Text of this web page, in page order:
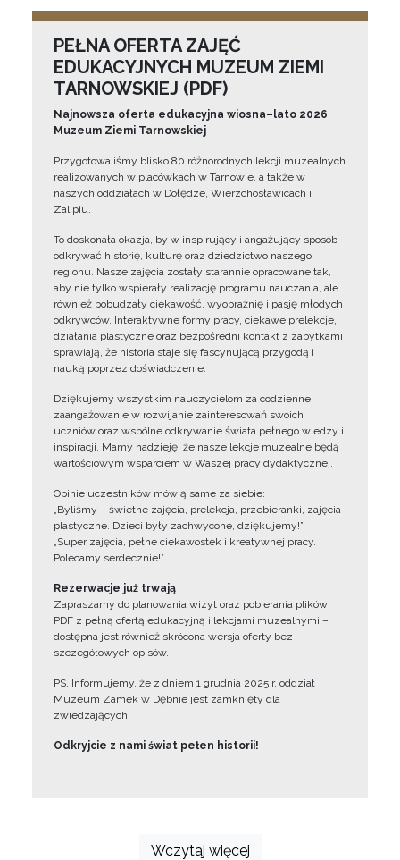
PEŁNA OFERTA ZAJĘĆ
EDUKACYJNYCH MUZEUM ZIEMI
TARNOWSKIEJ (PDF)
Najnowsza oferta edukacyjna wiosna–lato 2026
Muzeum Ziemi Tarnowskiej
Przygotowaliśmy blisko 80 różnorodnych lekcji muzealnych
realizowanych w placówkach w Tarnowie, a także w
naszych oddziałach w Dołędze, Wierzchosławicach i
Zalipiu.
To doskonała okazja, by w inspirujący i angażujący sposób
odkrywać historię, kulturę oraz dziedzictwo naszego
regionu. Nasze zajęcia zostały starannie opracowane tak,
aby nie tylko wspierały realizację programu nauczania, ale
również pobudzały ciekawość, wyobraźnię i pasję młodych
odkrywców. Interaktywne formy pracy, ciekawe prelekcje,
działania plastyczne oraz bezpośredni kontakt z zabytkami
sprawiają, że historia staje się fascynującą przygodą i
nauką poprzez doświadczenie.
Dziękujemy wszystkim nauczycielom za codzienne
zaangażowanie w rozwijanie zainteresowań swoich
uczniów oraz wspólne odkrywanie świata pełnego wiedzy i
inspiracji. Mamy nadzieję, że nasze lekcje muzealne będą
wartościowym wsparciem w Waszej pracy dydaktycznej.
Opinie uczestników mówią same za siebie:
„Byliśmy – świetne zajęcia, prelekcja, przebieranki, zajęcia
plastyczne. Dzieci były zachwycone, dziękujemy!”
„Super zajęcia, pełne ciekawostek i kreatywnej pracy.
Polecamy serdecznie!”
Rezerwacje już trwają
Zapraszamy do planowania wizyt oraz pobierania plików
PDF z pełną ofertą edukacyjną i lekcjami muzealnymi –
dostępna jest również skrócona wersja oferty bez
szczegółowych opisów.
PS. Informujemy, że z dniem 1 grudnia 2025 r. oddział
Muzeum Zamek w Dębnie jest zamknięty dla
zwiedzających.
Odkryjcie z nami świat pełen historii!
Wczytaj więcej